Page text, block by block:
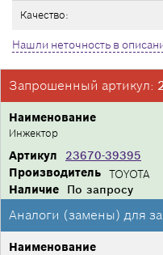
Качество:
Нашли неточность в
Запрошенный артикул:
Производитель TOYOTA
Артикул 23670-39395
Наименование
Инжектор
Наличие По запросу
Аналоги (замены) для
Наименование